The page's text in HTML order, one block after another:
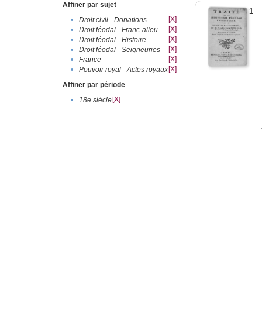
Affiner par sujet
•
Droit civil - Donations
[X]
•
Droit féodal - Franc-alleu‎
[X]
•
Droit féodal - Histoire
[X]
•
Droit féodal - Seigneuries
[X]
•
France
[X]
•
Pouvoir royal - Actes royaux[X]
Affiner par période
•
18e siècle[X]
1